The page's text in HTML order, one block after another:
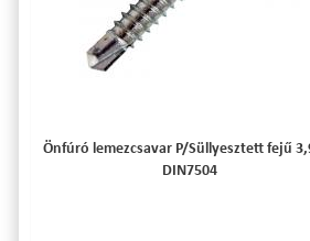
Önfúró lemezcsavar P/Süllyesztett fejű
DIN7504